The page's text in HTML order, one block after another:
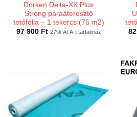
Dörken Delta-XX Plus
Strong páraáteresztő
tetőfólia – 1 tekercs (75 m2)
97 900 Ft 27% ÁFA-t tartalmaz